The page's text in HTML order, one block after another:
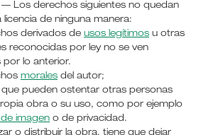
Los derechos siguientes no quedan
de ninguna manera:
derivados de usos legítimosu otras
reconocidas por ley no se ven
por lo anterior.
moralesdel autor;
pueden ostentar otras personas
obra o su uso, como por ejemplo
imageno de privacidad.
o distribuir la obra, tiene que dejar